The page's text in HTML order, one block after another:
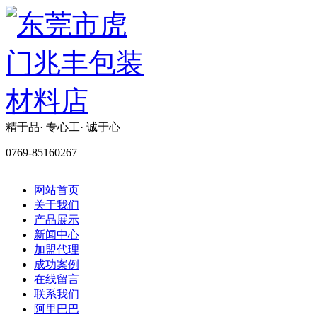
精于品· 专心工· 诚于心
0769-85160267
网站首页
关于我们
产品展示
新闻中心
加盟代理
成功案例
在线留言
联系我们
阿里巴巴